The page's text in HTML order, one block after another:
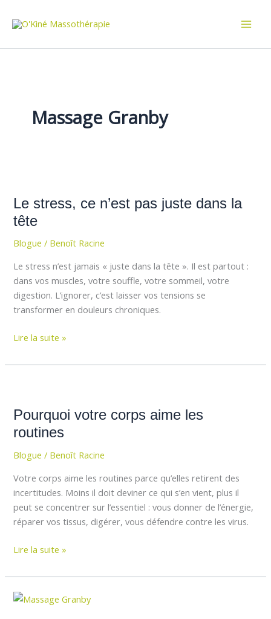
Massage Granby
Le stress, ce n’est pas juste dans la
tête
Blogue / Benoît Racine
Le stress n’est jamais « juste dans la tête ». Il est partout :
dans vos muscles, votre souffle, votre sommeil, votre
digestion. L’ignorer, c’est laisser vos tensions se
transformer en douleurs chroniques.
ce
n’est
juste
dans
la
tête
Lire la suite »
Pourquoi votre corps aime les
routines
Blogue / Benoît Racine
Votre corps aime les routines parce qu’elles retirent des
incertitudes. Moins il doit deviner ce qui s’en vient, plus il
peut se concentrer sur l’essentiel : vous donner de l’énergie,
réparer vos tissus, digérer, vous défendre contre les virus.
corps
aime
routines
Lire la suite »
Courbatures